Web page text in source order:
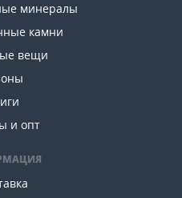
минералы
камни
вещи
и опт